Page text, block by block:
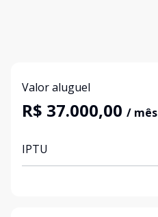
Valor aluguel
R$ 37.000,00 / mês
IPTU